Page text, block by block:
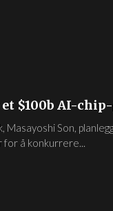
$100b AI-
Son,
å konkurrere...